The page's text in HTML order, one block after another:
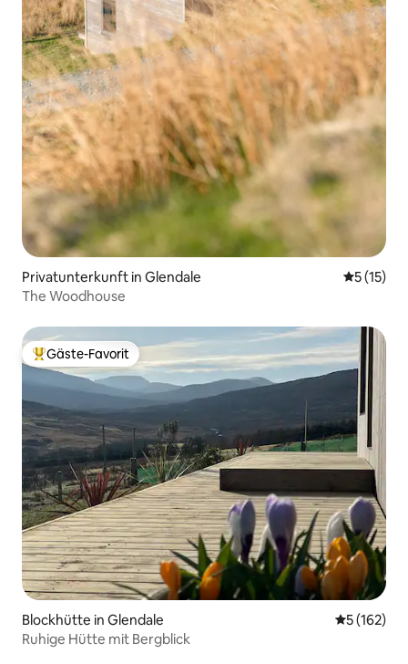
Privatunterkunft in Glendale
5 (15)
The Woodhouse
Beliebter Gäste-Favorit.
Gäste-Favorit
Blockhütte in Glendale
5 (162)
Ruhige Hütte mit Bergblick